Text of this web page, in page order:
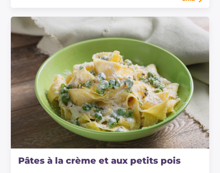
Pâtes à la crème et aux petits pois